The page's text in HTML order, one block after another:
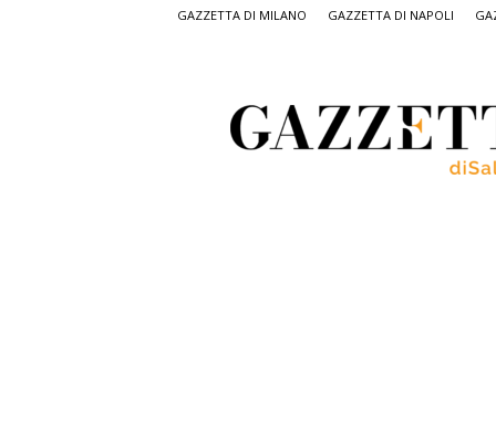
GAZZETTA DI MILANO GAZZETTA DI NAPOLI
Salerno,
il
quotidiano